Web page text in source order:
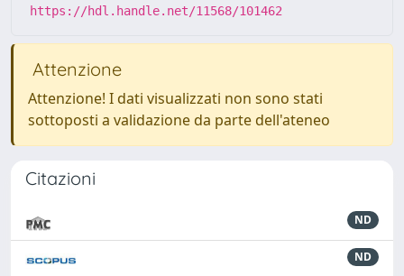
https://hdl.handle.net/11568/101462
Attenzione
Attenzione! I dati visualizzati non sono stati
sottoposti a validazione da parte dell'ateneo
Citazioni
ND
ND